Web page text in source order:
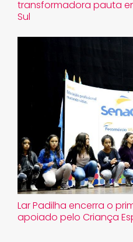
transformadora pauta
Sul
Lar Padilha encerra o
apoiado pelo Criança